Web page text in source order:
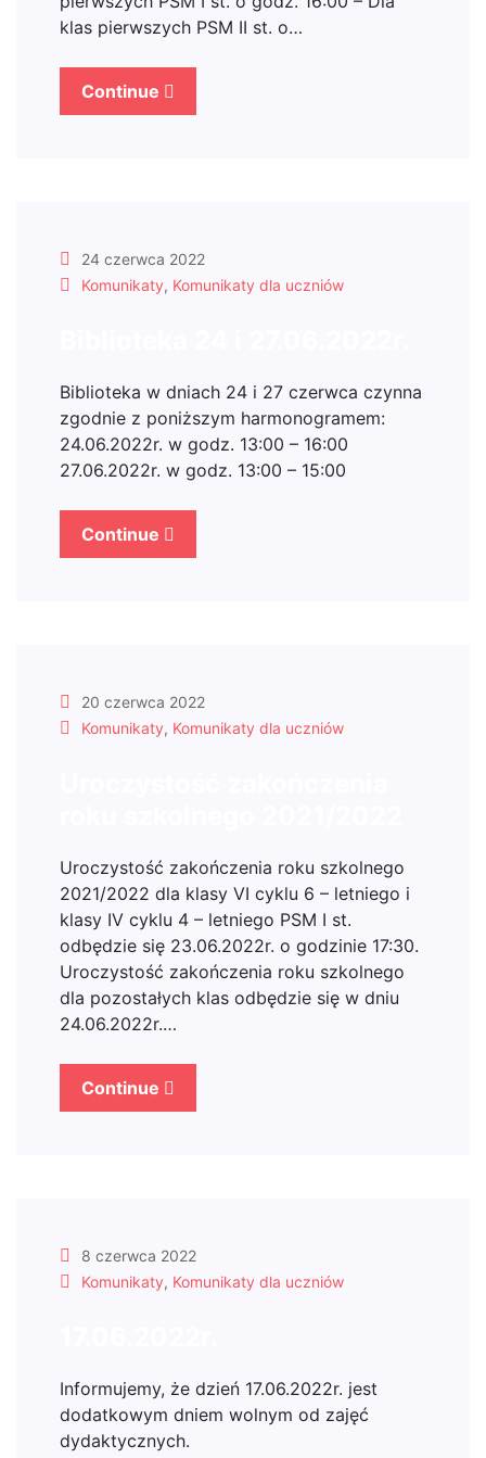
klas pierwszych PSM II st. o…
Continue
24 czerwca 2022
Komunikaty, Komunikaty dla uczniów
Biblioteka w dniach 24 i 27 czerwca czynna
zgodnie z poniższym harmonogramem:
24.06.2022r. w godz. 13:00 – 16:00
27.06.2022r. w godz. 13:00 – 15:00
Continue
20 czerwca 2022
Komunikaty, Komunikaty dla uczniów
Uroczystość zakończenia roku szkolnego
2021/2022 dla klasy VI cyklu 6 – letniego i
klasy IV cyklu 4 – letniego PSM I st.
odbędzie się 23.06.2022r. o godzinie 17:30.
Uroczystość zakończenia roku szkolnego
dla pozostałych klas odbędzie się w dniu
24.06.2022r.…
Continue
8 czerwca 2022
Komunikaty, Komunikaty dla uczniów
Informujemy, że dzień 17.06.2022r. jest
dodatkowym dniem wolnym od zajęć
dydaktycznych.